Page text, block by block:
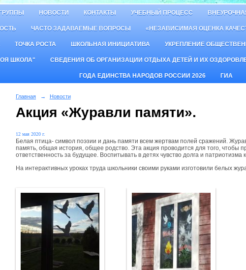
НОВОСТИ КОНТАКТЫ УЧЕБНЫЙ ПРОЦЕСС
ЧАСТО ЗАДАВАЕМЫЕ ВОПРОСЫ «НЕЗАВИСИМАЯ ОЦЕНКА
ТОЧКА РОСТА ШКОЛЬНАЯ ИНИЦИАТИВА УКРЕПЛЕНИЕ
ШКОЛА" СВЕДЕНИЯ ОБ ОРГАНИЗАЦИИ ОТДЫХА ДЕТЕЙ И ИХ
ГОДА ЕДИНСТВА НАРОДОВ РОССИИ 2026 ГИА
Главная → Новости
Акция «Журавли памяти».
12 мая 2020 г.
Белая птица- символ поэзии и дань памяти всем жертвам полей сражений.
память, общая история, общее родство. Эта акция проводится для того, чтобы
ответственность за будущее. Воспитывать в детях чувство долга и
На интерактивных уроках труда школьники своими руками изготовили белых